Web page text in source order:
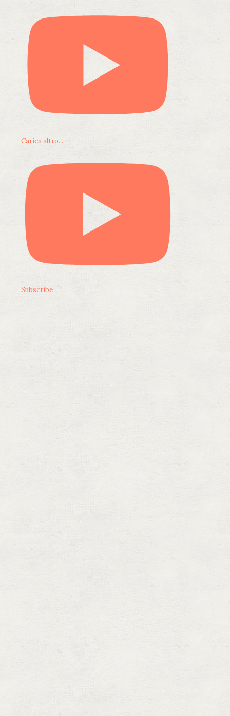
Carica altro...
Subscribe